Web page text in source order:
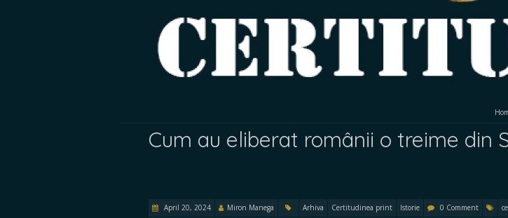
Cum au eliberat românii o treime din
April 20, 2024 Miron Manega Arhiva Certitudinea print Istorie 0 Comment